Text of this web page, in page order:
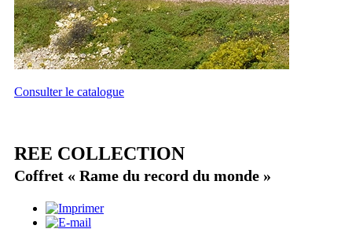
Consulter le catalogue
REE COLLECTION
Coffret « Rame du record du monde »